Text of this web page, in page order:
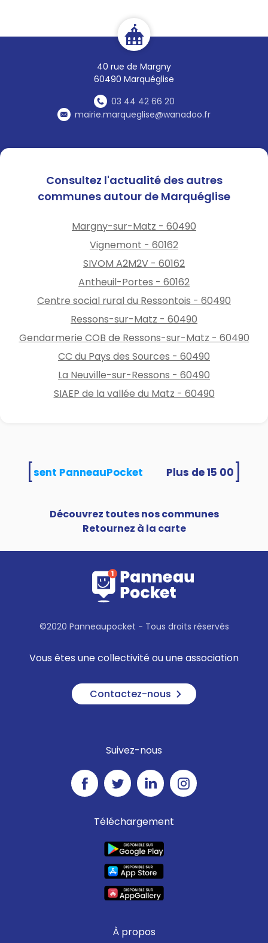
40 rue de Margny
60490 Marquéglise
03 44 42 66 20
mairie.marqueglise@wanadoo.fr
Consultez l'actualité des autres
communes autour de Marquéglise
Margny-sur-Matz - 60490
Vignemont - 60162
SIVOM A2M2V - 60162
Antheuil-Portes - 60162
Centre social rural du Ressontois - 60490
Ressons-sur-Matz - 60490
Gendarmerie COB de Ressons-sur-Matz - 60490
CC du Pays des Sources - 60490
La Neuville-sur-Ressons - 60490
SIAEP de la vallée du Matz - 60490
utilisent PanneauPocket
Découvrez toutes nos communes
Retournez à la carte
©2020 Panneaupocket - Tous droits réservés
Vous êtes une collectivité ou une association
Contactez-nous
Suivez-nous
Téléchargement
À propos